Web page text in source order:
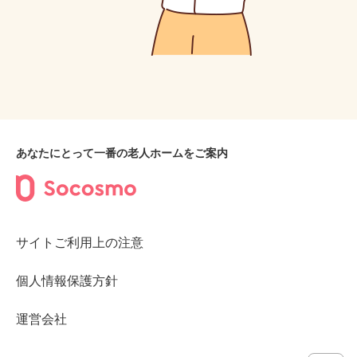
あなたにとって一番の老人ホームをご案内
サイトご利用上の注意
個人情報保護方針
運営会社